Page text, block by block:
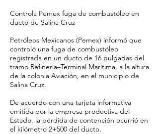
Controla Pemex fuga de combustóleo en
ducto de Salina Cruz
Petróleos Mexicanos (Pemex) informó que
controló una fuga de combustóleo
registrada en un ducto de 16 pulgadas del
tramo Refinería–Terminal Marítima, a la altura
de la colonia Aviación, en el municipio de
Salina Cruz.
De acuerdo con una tarjeta informativa
emitida por la empresa productiva del
Estado, la pérdida de contención ocurrió en
el kilómetro 2+500 del ducto.